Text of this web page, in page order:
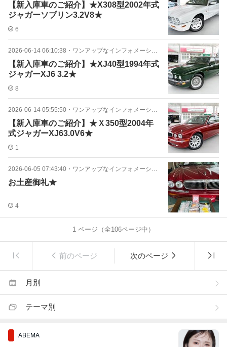
【新入庫車のご紹介】★X308型2002年式
ジャガーソブリン3.2V8★
6
2026-06-14 06:10:38 ・ ワンアップなインフォメーション★
【新入庫車のご紹介】★XJ40型1994年式
ジャガーXJ6 3.2★
8
2026-06-14 05:55:50 ・ ワンアップなインフォメーション★
【新入庫車のご紹介】★Ｘ350型2004年
式ジャガーXJ63.0V6★
1
2026-06-05 07:43:40 ・ ワンアップなインフォメーション★
お土産御礼★
4
1 ページ（全106ページ中）
前のページ 次のページ
月別
テーマ別
ABEMA